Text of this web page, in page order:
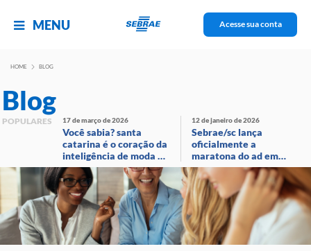
MENU Acesse sua conta
HOME BLOG
Blog
POPULARES 17 de março de 2026
Você sabia? santa
catarina é o coração da
inteligência de moda no
brasil!
12 de janeiro de 2026
Sebrae/sc lança
oficialmente a
maratona do ad em
evento com
transmissão ao vivo